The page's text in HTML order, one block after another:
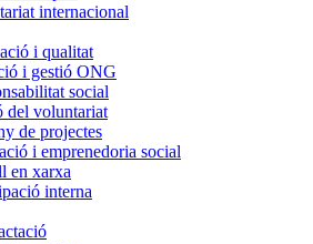
internacional
i qualitat
i gestió ONG
social
del voluntariat
de projectes
i emprenedoria social
en xarxa
interna